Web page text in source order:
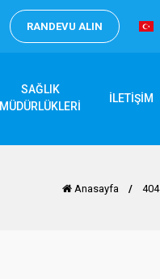
RANDEVU ALIN
SAĞLIK
MÜDÜRLÜKLERİ
İLETİŞİM
Anasayfa / 404